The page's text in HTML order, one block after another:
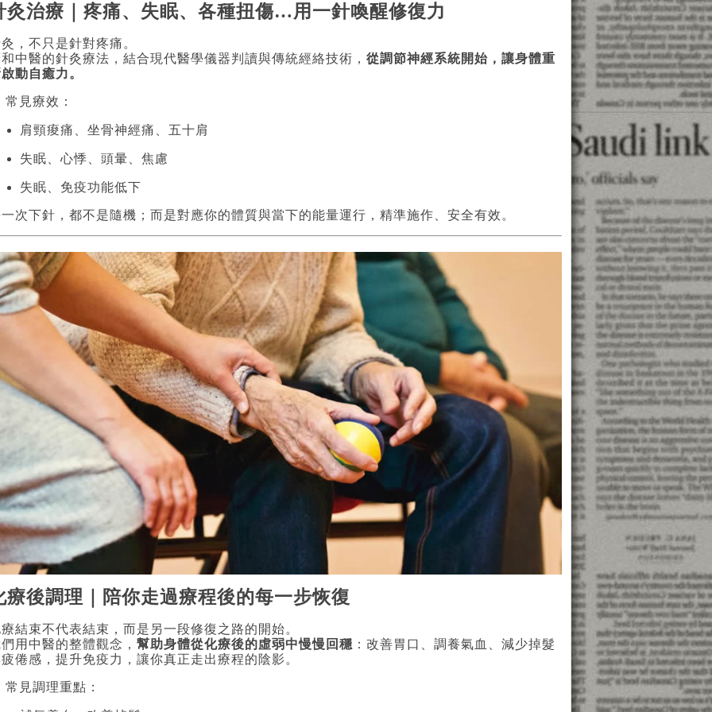
灸治療｜疼痛、失眠、各種扭傷…用一針喚醒修復力
，不只是針對疼痛。
中醫的針灸療法，結合現代醫學儀器判讀與傳統經絡技術， 從調節神經系統開始，讓身體重
動自癒力。
常見療效：
肩頸痠痛、坐骨神經痛、五十肩
失眠、心悸、頭暈、焦慮
失眠、免疫功能低下
次下針，都不是隨機；而是對應你的體質與當下的能量運行，精準施作、安全有效。
療後調理｜陪你走過療程後的每一步恢復
結束不代表結束，而是另一段修復之路的開始。
用中醫的整體觀念， 幫助身體從化療後的虛弱中慢慢回穩 ：改善胃口、調養氣血、減少掉髮
倦感，提升免疫力，讓你真正走出療程的陰影。
常見調理重點：